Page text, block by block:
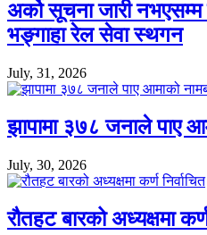
अर्को सूचना जारी
भङ्गाहा रेल सेवा स्थगन
July, 31, 2026
झापामा ३७८ जनाले पाए
July, 30, 2026
रौतहट बारको अध्यक्षमा कर्ण